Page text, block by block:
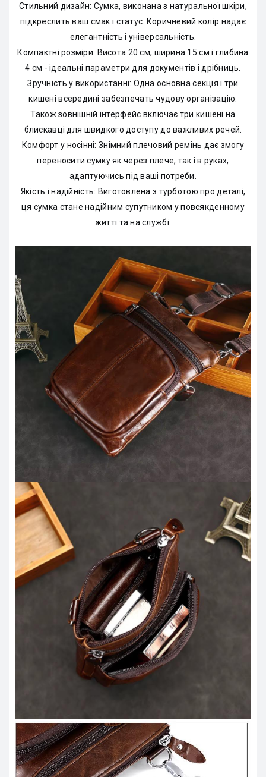
Стильний дизайн: Сумка, виконана з натуральної шкіри,
підкреслить ваш смак і статус. Коричневий колір надає
елегантність і універсальність.
Компактні розміри: Висота 20 см, ширина 15 см і глибина
4 см - ідеальні параметри для документів і дрібниць.
Зручність у використанні: Одна основна секція і три
кишені всередині забезпечать чудову організацію.
Також зовнішній інтерфейс включає три кишені на
блискавці для швидкого доступу до важливих речей.
Комфорт у носінні: Знімний плечовий ремінь дає змогу
переносити сумку як через плече, так і в руках,
адаптуючись під ваші потреби.
Якість і надійність: Виготовлена з турботою про деталі,
ця сумка стане надійним супутником у повсякденному
житті та на службі.